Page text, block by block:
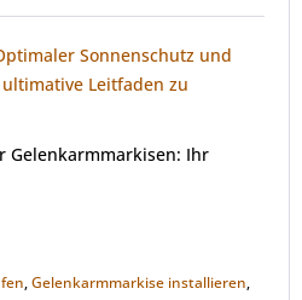
Gelenkarmmarkisen: Ihr
,Gelenkarmmarkise installieren,